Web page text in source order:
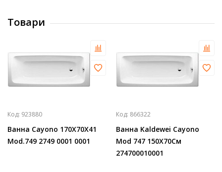
Товари
Код: 923880
Ванна Cayono 170Х70Х41
Mod.749 2749 0001 0001
Код: 866322
Ванна Kaldewei Cayono
Mod 747 150X70См
274700010001